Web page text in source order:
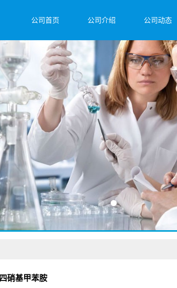
公司首页 公司介绍 公司动态
四硝基甲苯胺